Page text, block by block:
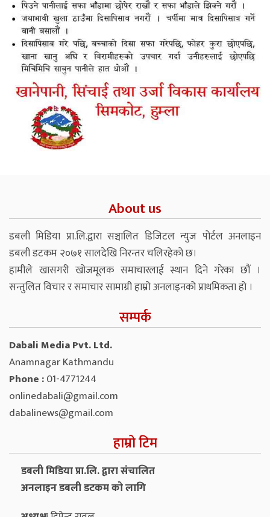
About us
डबली मिडिया प्रा.लि.द्वारा सञ्चालित डिजिटल न्युज पोर्टल अनलाइन
डबली डटकम २०७१ सालदेखि निरन्तर चलिरहेको छ।
हामीले खासगरी खोजमूलक समाचारलाई स्थान दिने गरेका छौं ।
सन्तुलित विचार र समाचार सामाग्री हाम्रो अनलाइनको प्राथमिकता हो ।
सम्पर्क
Dabali Media Pvt. Ltd.
Anamnagar Kathmandu
Phone :01-4771244
onlinedabali@gmail.com
dabalinews@gmail.com
हाम्रो टिम
डबली मिडिया प्रा.लि. द्वारा संचालित
अनलाइन डबली डटकम को लागि